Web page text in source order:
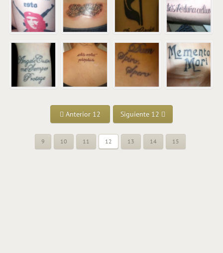
Anterior 12 Siguiente 12
9 10 11 12 13 14 15